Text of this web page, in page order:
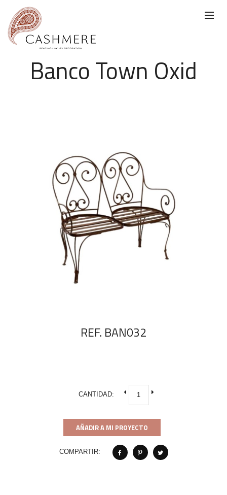
Banco Town Oxid
REF. BAN032
CANTIDAD:
AÑADIR A MI PROYECTO
COMPARTIR: